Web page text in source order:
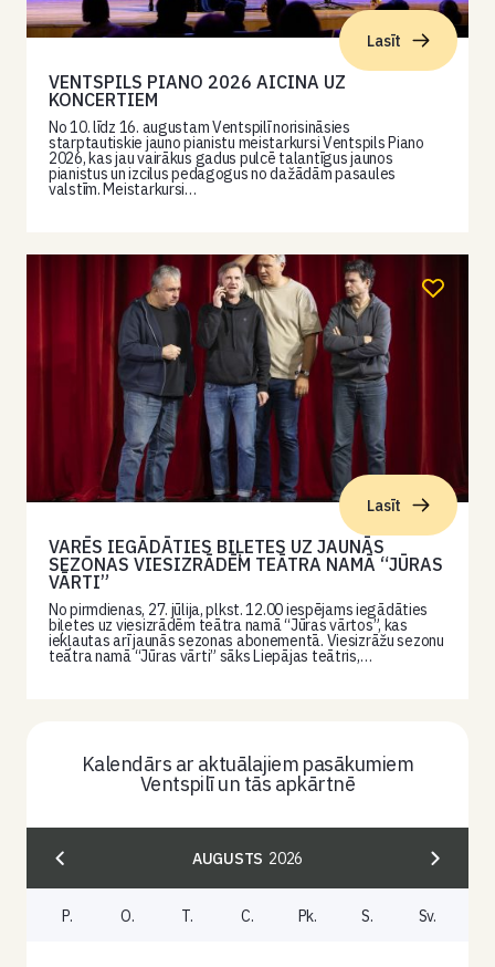
Lasīt
VENTSPILS PIANO 2026 AICINA UZ
KONCERTIEM
No 10. līdz 16. augustam Ventspilī norisināsies
starptautiskie jauno pianistu meistarkursi Ventspils Piano
2026, kas jau vairākus gadus pulcē talantīgus jaunos
pianistus un izcilus pedagogus no dažādām pasaules
valstīm. Meistarkursi…
Lasīt
VARĒS IEGĀDĀTIES BIĻETES UZ JAUNĀS
SEZONAS VIESIZRĀDĒM TEĀTRA NAMĀ “JŪRAS
VĀRTI”
No pirmdienas, 27. jūlija, plkst. 12.00 iespējams iegādāties
biļetes uz viesizrādēm teātra namā “Jūras vārtos”, kas
iekļautas arī jaunās sezonas abonementā. Viesizrāžu sezonu
teātra namā “Jūras vārti” sāks Liepājas teātris,…
Kalendārs ar aktuālajiem pasākumiem
Ventspilī un tās apkārtnē
AUGUSTS 2026
P. O. T. C. Pk. S. Sv.